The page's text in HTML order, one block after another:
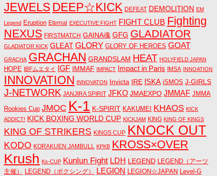
JEWELS DEEP☆KICK DEFEAT DEMOLITION EM
Legend Eruption Eternal EXECUTIVE FIGHT FIGHT CLUB Fighting
NEXUS FIRSTMATCH GAINA魂 GFG GLADIATOR
GLADIATOR KICK GLEAT GLORY GLORY OF HEROES GOAT
GRACHA GRACHAN GRANDSLAM HEAT HOLYFIELD JAPAN
HOPE IBFムエタイ IGF IMMAF IMPACT Impact in Paris IMSA INNOATION
INNOVATION INNOVATON Invicta IRE ISKA iSMOS J-GIRLS
J-NETWORK JANJIRA SPIRIT JFKO JMAEXPO JMMAF JMMA
Rookies Cup JMOC K-1 K-SPIRIT KAKUMEI KHAOS KICK
ADDICT! KICK BOXING WORLD CUP KICKJAM KING KING OF KINGS
KING OF STRIKERS KINGS CUP KNOCK OUT
KODO KORAKUEN JAMBULL KPKB KROSS×OVER
Krush Ks-CUP Kunlun Fight LDH LEGEND LEGEND（アーツ
主催）
LEGEND（ボクシング） LEGION LEGION☆JAPAN Level-G